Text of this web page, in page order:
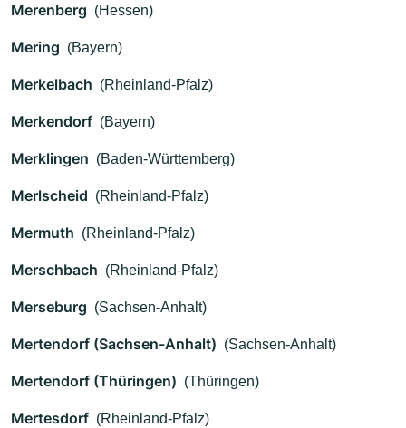
Merenberg (Hessen)
Mering (Bayern)
Merkelbach (Rheinland-Pfalz)
Merkendorf (Bayern)
Merklingen (Baden-Württemberg)
Merlscheid (Rheinland-Pfalz)
Mermuth (Rheinland-Pfalz)
Merschbach (Rheinland-Pfalz)
Merseburg (Sachsen-Anhalt)
Mertendorf (Sachsen-Anhalt) (Sachsen-Anhalt)
Mertendorf (Thüringen) (Thüringen)
Mertesdorf (Rheinland-Pfalz)